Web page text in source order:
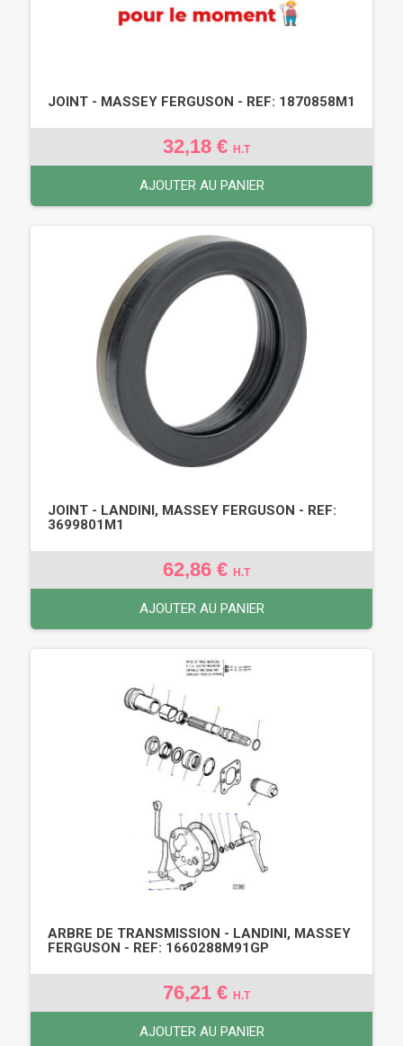
JOINT - MASSEY FERGUSON - REF: 1870858M1
32,18 € H.T
AJOUTER AU PANIER
JOINT - LANDINI, MASSEY FERGUSON - REF:
3699801M1
62,86 € H.T
AJOUTER AU PANIER
ARBRE DE TRANSMISSION - LANDINI, MASSEY
FERGUSON - REF: 1660288M91GP
76,21 € H.T
AJOUTER AU PANIER